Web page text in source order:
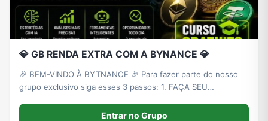
💎 GB RENDA EXTRA COM A BYNANCE 💎
🎉 BEM-VINDO À BYTNANCE 🎉 Para fazer parte do nosso
grupo exclusivo siga esses 3 passos: 1. FAÇA SEU
https://app.bytnance.com/u/edlomax
Entrar no Grupo